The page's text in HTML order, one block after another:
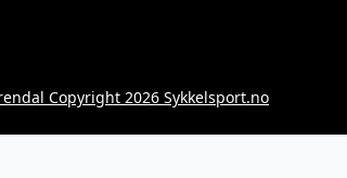
Copyright 2026 Sykkelsport.no